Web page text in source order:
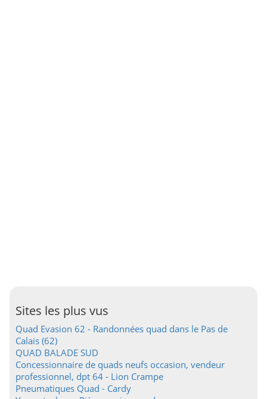
Sites les plus vus
Quad Evasion 62 - Randonnées quad dans le Pas de
Calais (62)
QUAD BALADE SUD
Concessionnaire de quads neufs occasion, vendeur
professionnel, dpt 64 - Lion Crampe
Pneumatiques Quad - Cardy